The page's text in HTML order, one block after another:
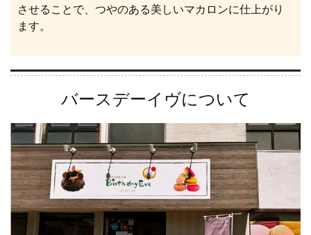
させることで、つやのある美しいマカロンに仕上がり
ます。
バースデーイヴについて